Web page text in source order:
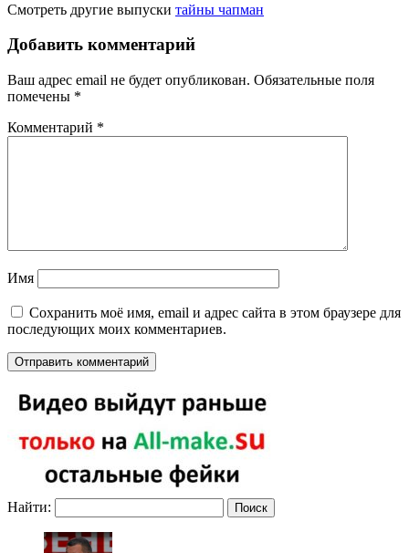
Смотреть другие выпуски тайны чапман
Добавить комментарий
Ваш адрес email не будет опубликован. Обязательные поля
помечены *
Комментарий *
Имя
Сохранить моё имя, email и адрес сайта в этом браузере для
последующих моих комментариев.
Найти: